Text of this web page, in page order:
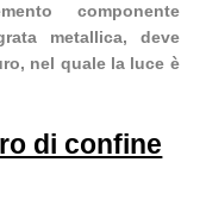
componente
metallica, deve
nel quale la luce è
di confine